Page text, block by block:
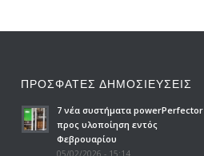
ΠΡΟΣΦΑΤΕΣ ΔΗΜΟΣΙΕΥΣΕΙΣ
7 νέα συστήματα powerPerfector
προς υλοποίηση εντός
Φεβρουαρίου
05/02/2026 - 15:14